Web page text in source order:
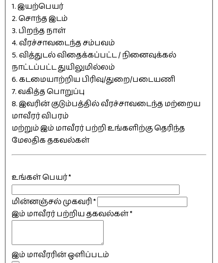
1. இயற்பெயர்
2. சொந்த இடம்
3. பிறந்த நாள்
4. வீரச்சாவடைந்த சம்பவம்
5. வித்துடல் விதைக்கப்பட்ட / நினைவுக்கல்
நாட்டப்பட்ட துயிலுமில்லம்
6. கடமையாற்றிய பிரிவு/துறை/படையணி
7. வகித்த பொறுப்பு
8. இவரின் குடும்பத்தில் வீரச்சாவடைந்த மற்றைய
மாவீரர் விபரம்
மற்றும் இம் மாவீரர் பற்றி உங்களிற்கு தெரிந்த
மேலதிக தகவல்கள்
உங்கள் பெயர்*
மின்னஞ்சல் முகவரி*
இம் மாவீரர் பற்றிய தகவல்கள்*
இம் மாவீரரின் ஒளிப்படம்